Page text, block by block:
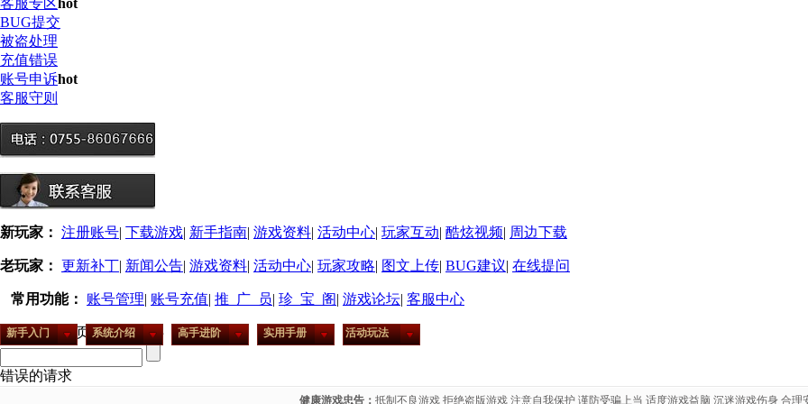
客服专区hot
BUG提交
被盗处理
充值错误
账号申诉hot
客服守则
新玩家： 注册账号| 下载游戏| 新手指南| 游戏资料| 活动中心| 玩家互动| 酷炫视频| 周边下载
老玩家： 更新补丁| 新闻公告| 游戏资料| 活动中心| 玩家攻略| 图文上传| BUG建议| 在线提问
常用功能： 账号管理| 账号充值| 推 广 员| 珍 宝 阁| 游戏论坛| 客服中心
新手入门 系统介绍 高手进阶 实用手册 活动玩法
当前位置:首页 >新闻中心
错误的请求
健康游戏忠告： 抵制不良游戏 拒绝盗版游戏 注意自我保护 谨防受骗上当 适度游戏益脑 沉迷游戏伤身 合理